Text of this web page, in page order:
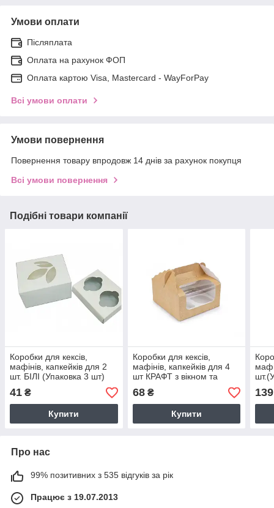
Умови оплати
Післяплата
Оплата на рахунок ФОП
Оплата картою Visa, Mastercard - WayForPay
Всі умови оплати
Умови повернення
Повернення товару впродовж 14 днів за рахунок покупця
Всі умови повернення
Подібні товари компанії
Коробки для кексів,
мафінів, капкейків для 2
шт. БІЛІ (Упаковка 3 шт)
41 ₴
Купити
Коробки для кексів,
мафінів, капкейків для 4
шт КРАФТ з вікном та
ручкою (3 шт)
68₴
Купити
139
Про нас
99% позитивних з 535 відгуків за рік
Працює з 19.07.2013